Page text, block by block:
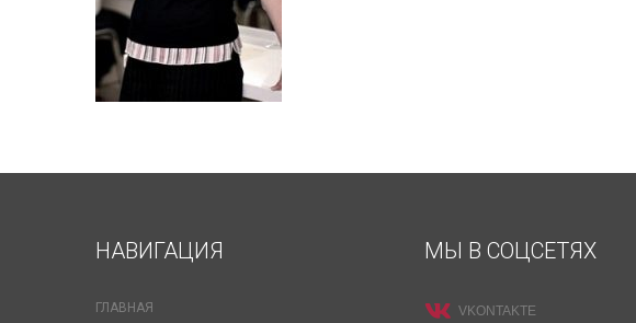
НАВИГАЦИЯ
ГЛАВНАЯ
МЫ В СОЦСЕТЯХ
VKONTAKTE